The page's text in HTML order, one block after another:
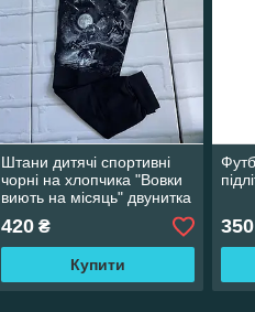
Штани дитячі спортивні
чорні на хлопчика "Вовки
виють на місяць" двунитка
72(122-128)
420₴
Купити
350